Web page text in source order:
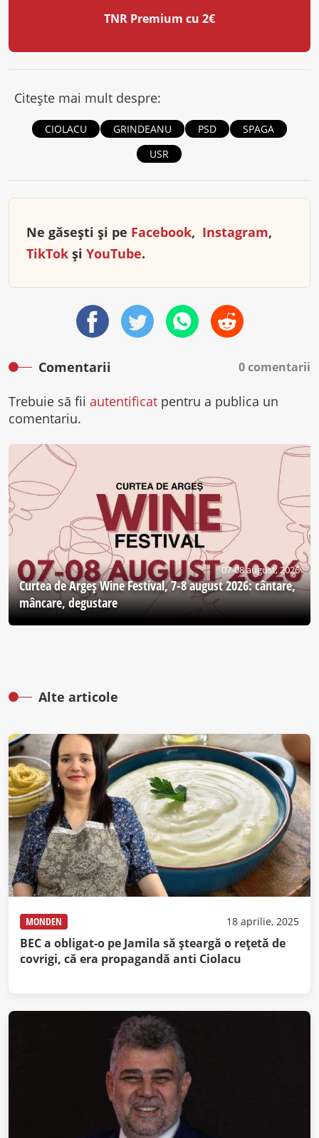
TNR Premium cu 2€
Citește mai mult despre:
CIOLACU GRINDEANU PSD
SPAGA
USR
Ne găsești și pe Facebook, Instagram,
TikTok și YouTube.
Comentarii 0 comentarii
Trebuie să fii autentificat pentru a publica un
comentariu.
07-08 august, 2026
Curtea de Argeş Wine Festival, 7-8 august 2026: cântare,
mâncare, degustare
Alte articole
MONDEN 18 aprilie, 2025
BEC a obligat-o pe Jamila să șteargă o rețetă de
covrigi, că era propagandă anti Ciolacu